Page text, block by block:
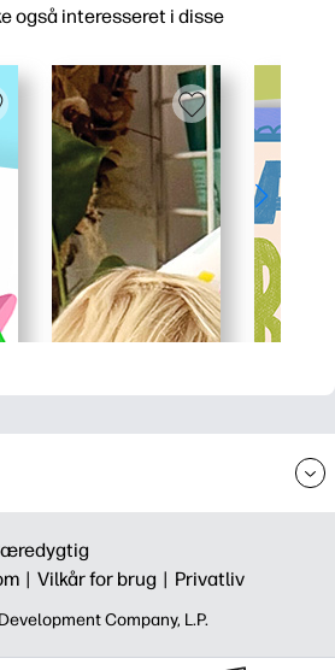
også interesseret i disse
| Vilkår for brug | Privatliv
Company, L.P.